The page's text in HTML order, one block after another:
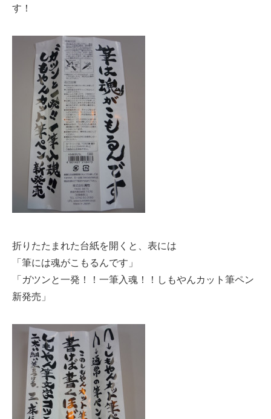
す！
折りたたまれた台紙を開くと、表には
「筆には魂がこもるんです」
「ガツンと一発！！一筆入魂！！しもやんカット筆ペン
新発売」